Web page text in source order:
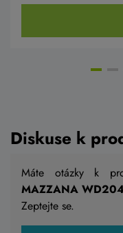
Diskuse k
Máte otázky k
MAZZANA
Zeptejte se.